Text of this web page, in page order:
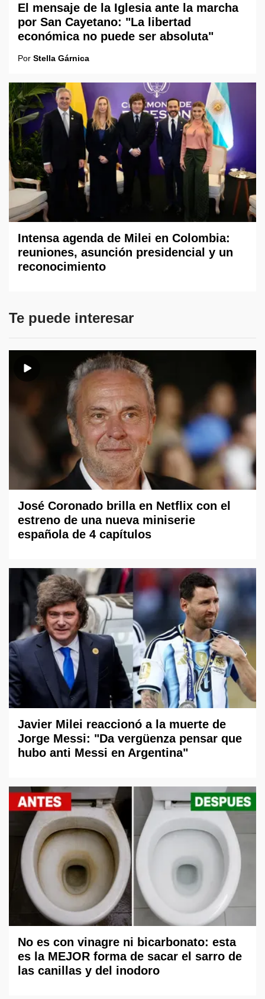
El mensaje de la Iglesia ante la marcha
por San Cayetano: "La libertad
económica no puede ser absoluta"
Por Stella Gárnica
Intensa agenda de Milei en Colombia:
reuniones, asunción presidencial y un
reconocimiento
Te puede interesar
José Coronado brilla en Netflix con el
estreno de una nueva miniserie
española de 4 capítulos
Javier Milei reaccionó a la muerte de
Jorge Messi: "Da vergüenza pensar que
hubo anti Messi en Argentina"
No es con vinagre ni bicarbonato: esta
es la MEJOR forma de sacar el sarro de
las canillas y del inodoro